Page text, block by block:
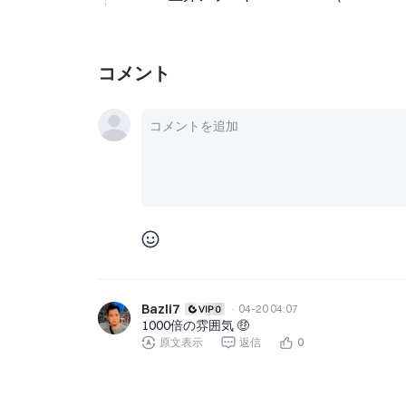
コメント
Bazli7 · 04-20 04:07
1000倍の雰囲気 🤑
原文表示 返信 0